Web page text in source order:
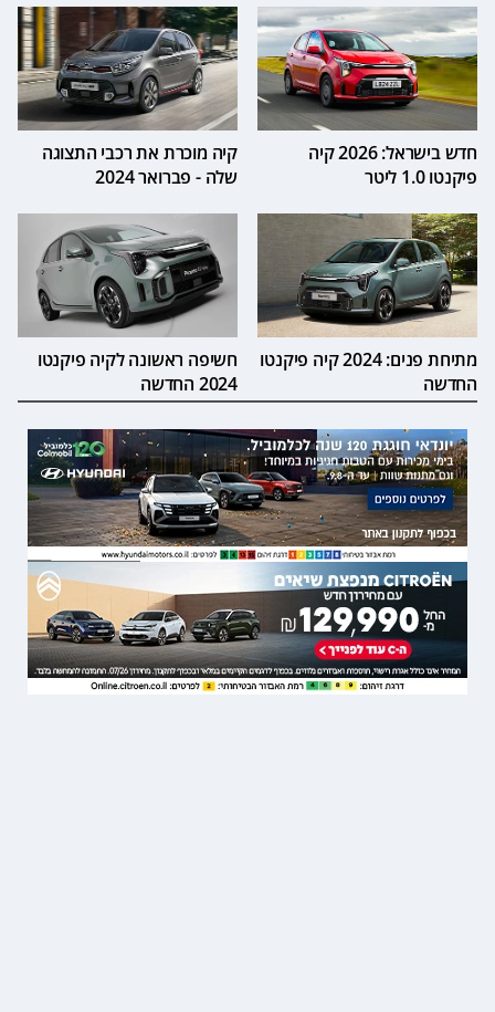
חדש בישראל: 2026 קיה
פיקנטו 1.0 ליטר
קיה מוכרת את רכבי התצוגה
שלה - פברואר 2024
מתיחת פנים: 2024 קיה פיקנטו
החדשה
חשיפה ראשונה לקיה פיקנטו
2024 החדשה